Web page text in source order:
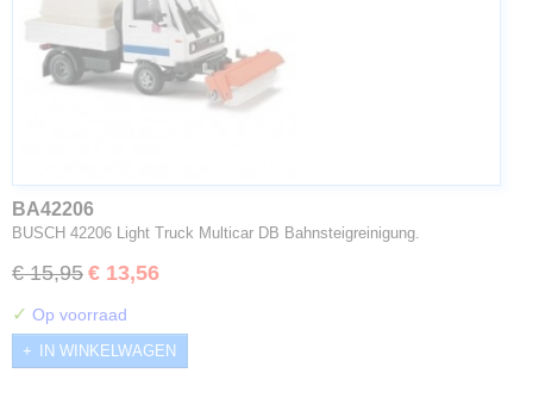
BA42206
BUSCH 42206 Light Truck Multicar DB Bahnsteigreinigung.
€ 15,95 € 13,56
✓ Op voorraad
IN WINKELWAGEN